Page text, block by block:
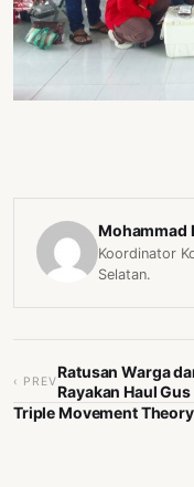
Mohammad
Koordinator
Selatan.
‹ PREV
Ratusan Warga
Rayakan Haul
Triple Movement